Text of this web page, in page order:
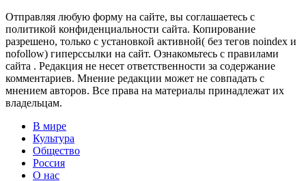
Отправляя любую форму на сайте, вы соглашаетесь с
политикой конфиденциальности сайта. Копирование
разрешено, только с установкой активной( без тегов noindex и
nofollow) гиперссылки на сайт. Ознакомьтесь с правилами
сайта . Редакция не несет ответственности за содержание
комментариев. Мнение редакции может не совпадать с
мнением авторов. Все права на материалы принадлежат их
владельцам.
В мире
Культура
Общество
Россия
О нас